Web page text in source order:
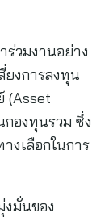
ร่วมงานอย่าง
ยงการลงทุน
(Asset
องทุนรวม ซึ่ง
งเลือกในการ
งมั่นของ